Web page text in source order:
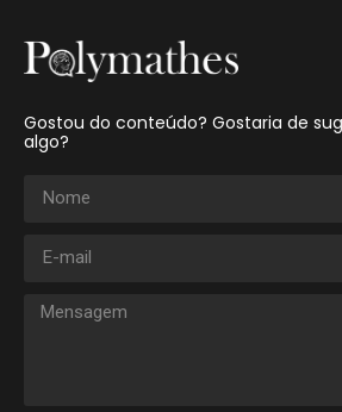
Gostou do conteúdo? Gostaria de
algo?